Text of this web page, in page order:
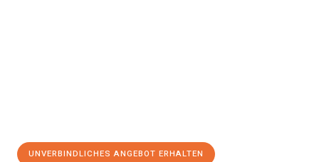
UNVERBINDLICHES ANGEBOT ERHALTEN